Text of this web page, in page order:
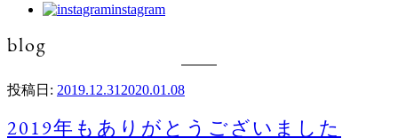
instagram
blog
投稿日: 2019.12.31 2020.01.08
2019年もありがとうございました